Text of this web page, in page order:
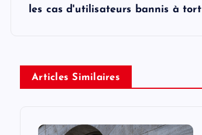
les cas d'utilisateurs bannis à tort
Articles Similaires